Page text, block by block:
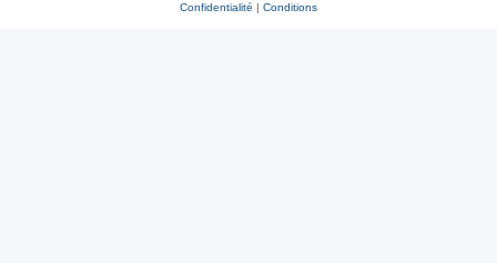
Confidentialité | Conditions